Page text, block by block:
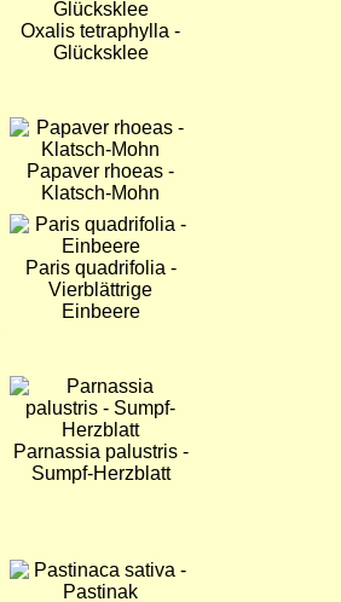
Oxalis tetraphylla -
Glücksklee
Bild
Papaver rhoeas -
Klatsch-Mohn
Bild
Paris quadrifolia -
Vierblättrige
Einbeere
Bild
Parnassia palustris -
Sumpf-Herzblatt
Bild